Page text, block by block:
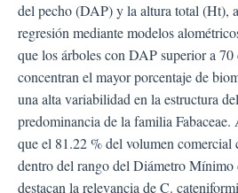
del pecho (DAP) y la altura total (Ht),
regresión mediante modelos
que los árboles con DAP superior a 70
concentran el mayor porcentaje de
una alta variabilidad en la estructura
predominancia de la familia Fabaceae.
que el 81.22 % del volumen comercial
dentro del rango del Diámetro Mínimo
destacan la relevancia de C.